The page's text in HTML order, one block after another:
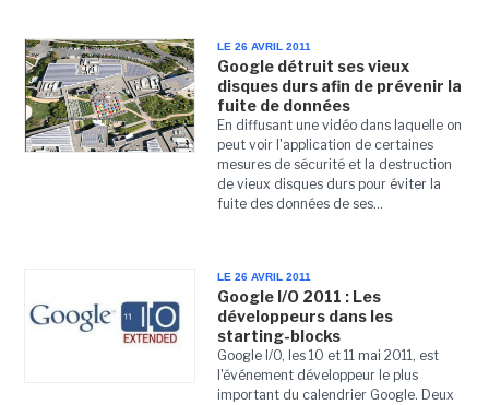
LE 26 AVRIL 2011
Google détruit ses vieux
disques durs afin de prévenir la
fuite de données
En diffusant une vidéo dans laquelle on
peut voir l'application de certaines
mesures de sécurité et la destruction
de vieux disques durs pour éviter la
fuite des données de ses...
LE 26 AVRIL 2011
Google I/O 2011 : Les
développeurs dans les
starting-blocks
Google I/O, les 10 et 11 mai 2011, est
l'événement développeur le plus
important du calendrier Google. Deux